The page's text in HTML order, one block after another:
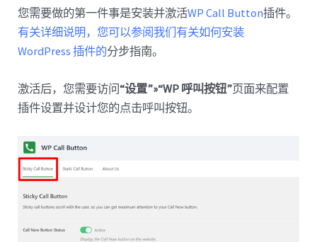
您需要做的第一件事是安装并激活WP Call Button插件。
有关详细说明，您可以参阅我们有关如何安装
WordPress 插件的分步指南。
激活后，您需要访问“设置”»“WP 呼叫按钮”页面来配置
插件设置并设计您的点击呼叫按钮。